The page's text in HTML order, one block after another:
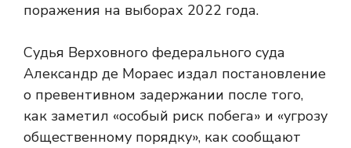
поражения на выборах 2022 года.
Судья Верховного федерального суда
Александр де Мораес издал постановление
о превентивном задержании после того,
как заметил «особый риск побега» и «угрозу
общественному порядку», как сообщают